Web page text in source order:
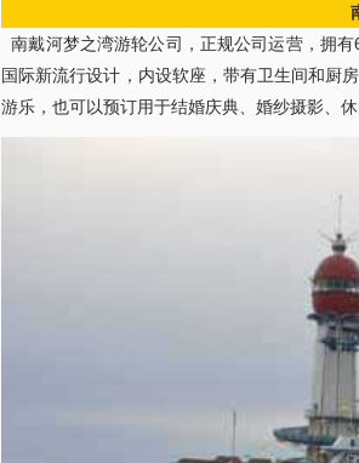
南戴河梦之湾游轮公司，正规公司运营，拥
国际新流行设计，内设软座，带有卫生间和厨
游乐，也可以预订用于结婚庆典、婚纱摄影、